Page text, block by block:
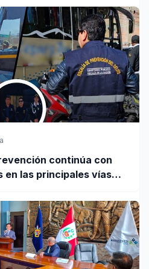
continúa con
las principales vías